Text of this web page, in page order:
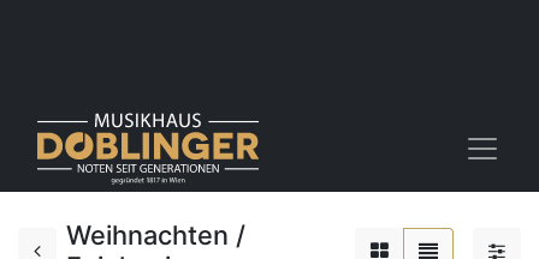
Weihnachten /